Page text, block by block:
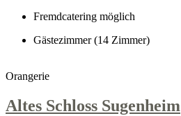
Fremdcatering möglich
Gästezimmer (14 Zimmer)
Orangerie
Altes Schloss Sugenheim